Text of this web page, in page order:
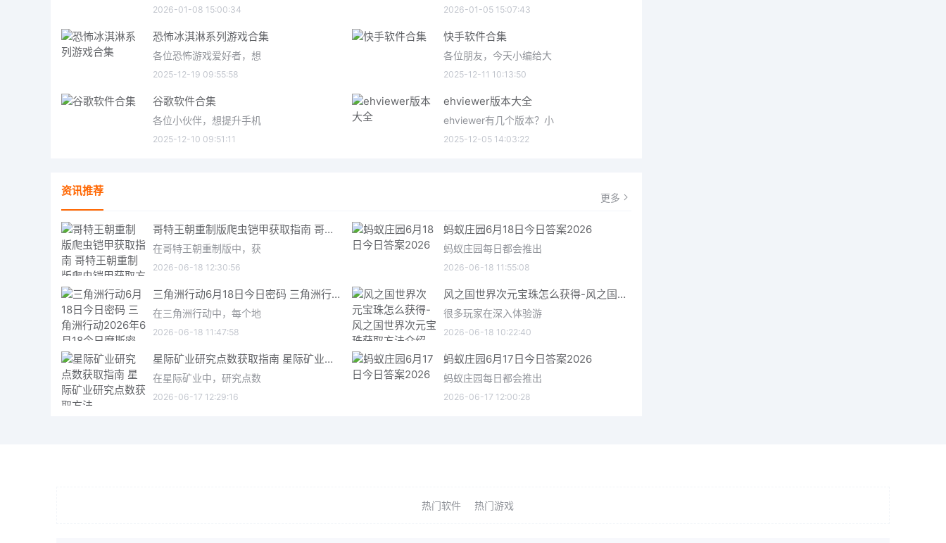
2026-01-08 15:00:34 2026-01-05 15:07:43
恐怖冰淇淋系列游戏合集
各位恐怖游戏爱好者，想
2025-12-19 09:55:58
快手软件合集
各位朋友，今天小编给大
2025-12-11 10:13:50
谷歌软件合集
各位小伙伴，想提升手机
2025-12-10 09:51:11
ehviewer版本大全
ehviewer有几个版本？小
2025-12-05 14:03:22
资讯推荐 更多
哥特王朝重制版爬虫铠甲获取指南 哥特王朝重制版爬虫铠甲获取方法
在哥特王朝重制版中，获
2026-06-18 12:30:56
蚂蚁庄园6月18日今日答案2026
蚂蚁庄园每日都会推出
2026-06-18 11:55:08
三角洲行动6月18日今日密码 三角洲行动2026年6月18今日摩斯密码分享
在三角洲行动中，每个地
2026-06-18 11:47:58
风之国世界次元宝珠怎么获得-风之国世界次元宝珠获取方法介绍
很多玩家在深入体验游
2026-06-18 10:22:40
星际矿业研究点数获取指南 星际矿业研究点数获取方法
在星际矿业中，研究点数
2026-06-17 12:29:16
蚂蚁庄园6月17日今日答案2026
蚂蚁庄园每日都会推出
2026-06-17 12:00:28
热门软件 热门游戏